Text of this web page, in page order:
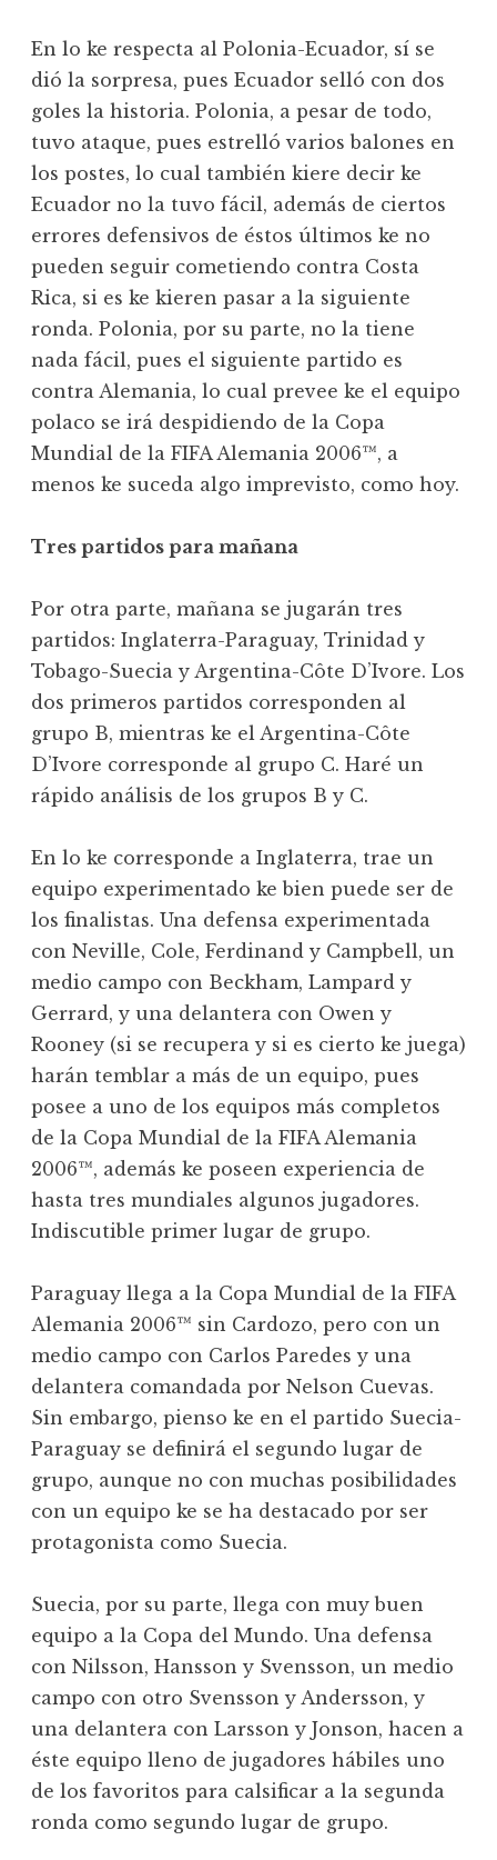
En lo ke respecta al Polonia-Ecuador, sí se
dió la sorpresa, pues Ecuador selló con dos
goles la historia. Polonia, a pesar de todo,
tuvo ataque, pues estrelló varios balones en
los postes, lo cual también kiere decir ke
Ecuador no la tuvo fácil, además de ciertos
errores defensivos de éstos últimos ke no
pueden seguir cometiendo contra Costa
Rica, si es ke kieren pasar a la siguiente
ronda. Polonia, por su parte, no la tiene
nada fácil, pues el siguiente partido es
contra Alemania, lo cual prevee ke el equipo
polaco se irá despidiendo de la Copa
Mundial de la FIFA Alemania 2006™, a
menos ke suceda algo imprevisto, como hoy.
Tres partidos para mañana
Por otra parte, mañana se jugarán tres
partidos: Inglaterra-Paraguay, Trinidad y
Tobago-Suecia y Argentina-Côte D’Ivore. Los
dos primeros partidos corresponden al
grupo B, mientras ke el Argentina-Côte
D’Ivore corresponde al grupo C. Haré un
rápido análisis de los grupos B y C.
En lo ke corresponde a Inglaterra, trae un
equipo experimentado ke bien puede ser de
los finalistas. Una defensa experimentada
con Neville, Cole, Ferdinand y Campbell, un
medio campo con Beckham, Lampard y
Gerrard, y una delantera con Owen y
Rooney (si se recupera y si es cierto ke juega)
harán temblar a más de un equipo, pues
posee a uno de los equipos más completos
de la Copa Mundial de la FIFA Alemania
2006™, además ke poseen experiencia de
hasta tres mundiales algunos jugadores.
Indiscutible primer lugar de grupo.
Paraguay llega a la Copa Mundial de la FIFA
Alemania 2006™ sin Cardozo, pero con un
medio campo con Carlos Paredes y una
delantera comandada por Nelson Cuevas.
Sin embargo, pienso ke en el partido Suecia-
Paraguay se definirá el segundo lugar de
grupo, aunque no con muchas posibilidades
con un equipo ke se ha destacado por ser
protagonista como Suecia.
Suecia, por su parte, llega con muy buen
equipo a la Copa del Mundo. Una defensa
con Nilsson, Hansson y Svensson, un medio
campo con otro Svensson y Andersson, y
una delantera con Larsson y Jonson, hacen a
éste equipo lleno de jugadores hábiles uno
de los favoritos para calsificar a la segunda
ronda como segundo lugar de grupo.